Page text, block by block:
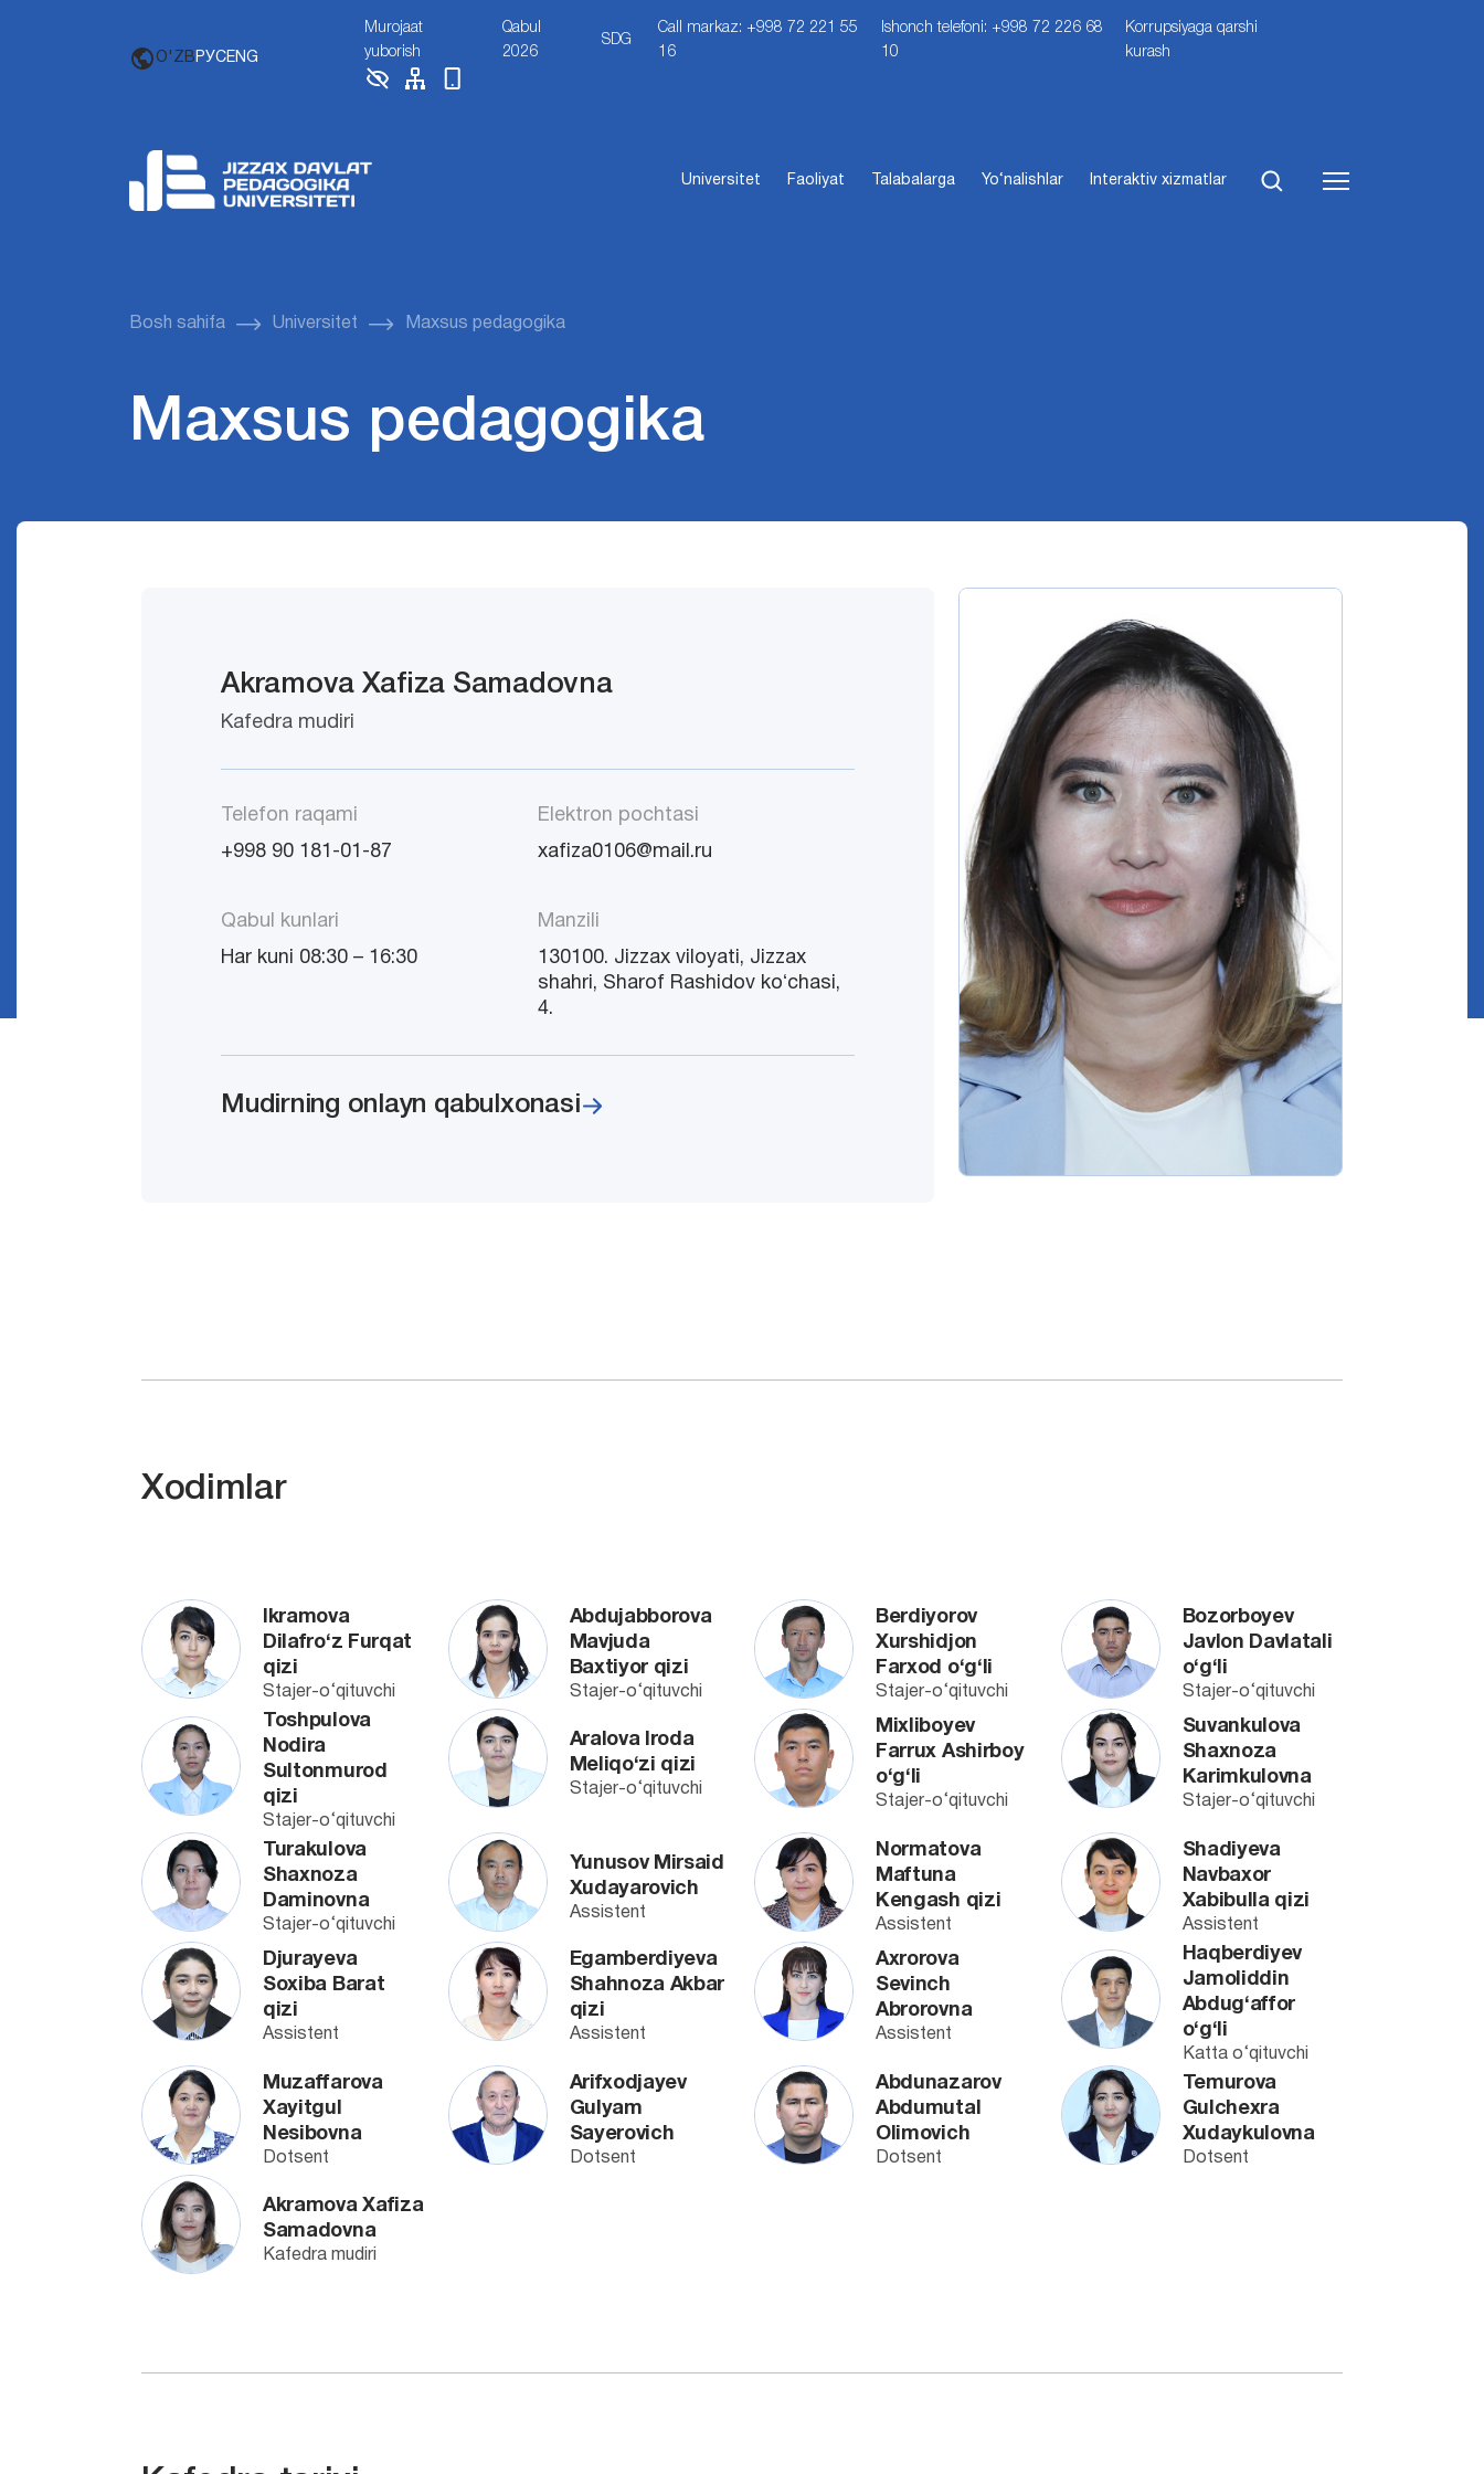
O'ZB РУСENG
Murojaat
yuborish
Qabul
2026
SDG
Call markaz: +998 72 221 55
16
Ishonch telefoni: +998 72 226 68
10
Korrupsiyaga qarshi
kurash
Universitet Faoliyat Talabalarga Yo‘nalishlar Interaktiv xizmatlar
Bosh sahifa Universitet Maxsus pedagogika
Maxsus pedagogika
Akramova Xafiza Samadovna
Kafedra mudiri
Telefon raqami
+998 90 181-01-87
Elektron pochtasi
xafiza0106@mail.ru
Qabul kunlari
Har kuni 08:30 – 16:30
Manzili
130100. Jizzax viloyati, Jizzax
shahri, Sharof Rashidov koʻchasi,
4.
Mudirning onlayn qabulxonasi
Xodimlar
Ikramova
Dilafro‘z Furqat
qizi
Stajer-o‘qituvchi
Abdujabborova
Mavjuda
Baxtiyor qizi
Stajer-o‘qituvchi
Berdiyorov
Xurshidjon
Farxod o‘g‘li
Stajer-o‘qituvchi
Bozorboyev
Javlon Davlatali
o‘g‘li
Stajer-o‘qituvchi
Toshpulova
Nodira
Sultonmurod
qizi
Stajer-o‘qituvchi
Aralova Iroda
Meliqo‘zi qizi
Stajer-o‘qituvchi
Mixliboyev
Farrux Ashirboy
o‘g‘li
Stajer-o‘qituvchi
Suvankulova
Shaxnoza
Karimkulovna
Stajer-o‘qituvchi
Turakulova
Shaxnoza
Daminovna
Stajer-o‘qituvchi
Yunusov Mirsaid
Xudayarovich
Assistent
Normatova
Maftuna
Kengash qizi
Assistent
Shadiyeva
Navbaxor
Xabibulla qizi
Assistent
Djurayeva
Soxiba Barat
qizi
Assistent
Egamberdiyeva
Shahnoza Akbar
qizi
Assistent
Axrorova
Sevinch
Abrorovna
Assistent
Haqberdiyev
Jamoliddin
Abdug‘affor
o‘g‘li
Katta o‘qituvchi
Muzaffarova
Xayitgul
Nesibovna
Dotsent
Arifxodjayev
Gulyam
Sayerovich
Dotsent
Abdunazarov
Abdumutal
Olimovich
Dotsent
Temurova
Gulchexra
Xudaykulovna
Dotsent
Akramova Xafiza
Samadovna
Kafedra mudiri